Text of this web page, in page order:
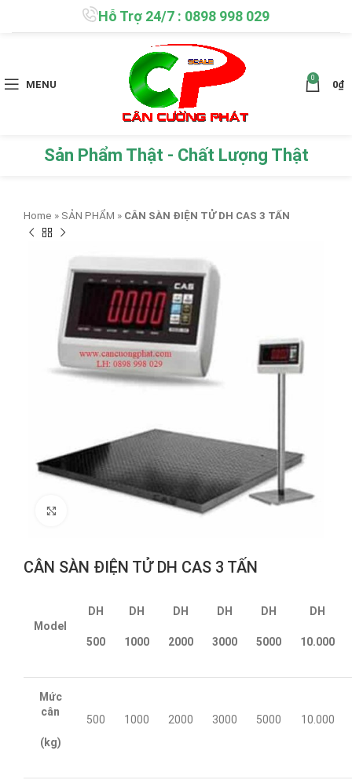
Hỗ Trợ 24/7 : 0898 998 029
MENU
0
0₫
Sản Phẩm Thật - Chất Lượng Thật
Home » SẢN PHẨM » CÂN SÀN ĐIỆN TỬ DH CAS 3 TẤN
CÂN SÀN ĐIỆN TỬ DH CAS 3 TẤN
Model
DH
500
DH
1000
DH
2000
DH
3000
DH
5000
DH
10.000
Mức
cân
(kg)
500 1000 2000 3000 5000 10.000